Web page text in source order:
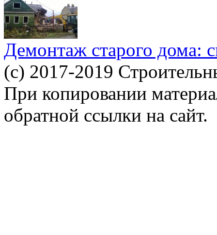
Демонтаж старого дома:
(c) 2017-2019
При копировании
обратной ссылки на сайт.